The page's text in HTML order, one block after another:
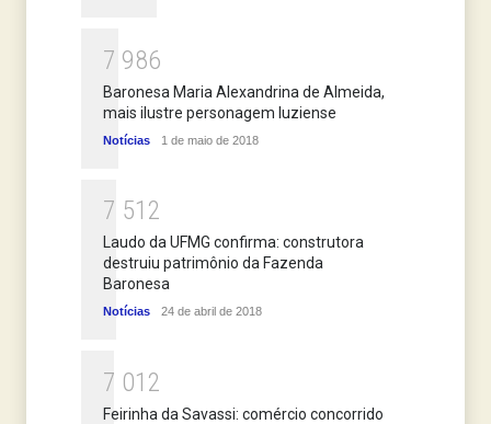
7 986
Baronesa Maria Alexandrina de Almeida,
mais ilustre personagem luziense
Notícias 1 de maio de 2018
7 51 2
Laudo da UFMG confirma: construtora
destruiu patrimônio da Fazenda
Baronesa
Notícias 24 de abril de 2018
7 01 2
Feirinha da Savassi: comércio concorrido